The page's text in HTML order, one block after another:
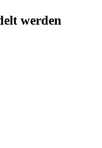
werden